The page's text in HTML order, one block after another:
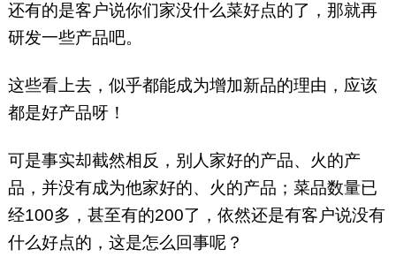
还有的是客户说你们家没什么菜好点的了，那就再
研发一些产品吧。
这些看上去，似乎都能成为增加新品的理由，应该
都是好产品呀！
可是事实却截然相反，别人家好的产品、火的产
品，并没有成为他家好的、火的产品；菜品数量已
经100多，甚至有的200了，依然还是有客户说没有
什么好点的，这是怎么回事呢？